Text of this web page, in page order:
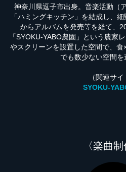
神奈川県逗子市出身。音楽活動（
「ハミングキッチン」を結成し、
からアルバムを発売等を経て、
「SYOKU-YABO農園」という農家
やスクリーンを設置した空間で、
でも数少ない空間を
（関連サイ
SYOKU-
〈楽曲制